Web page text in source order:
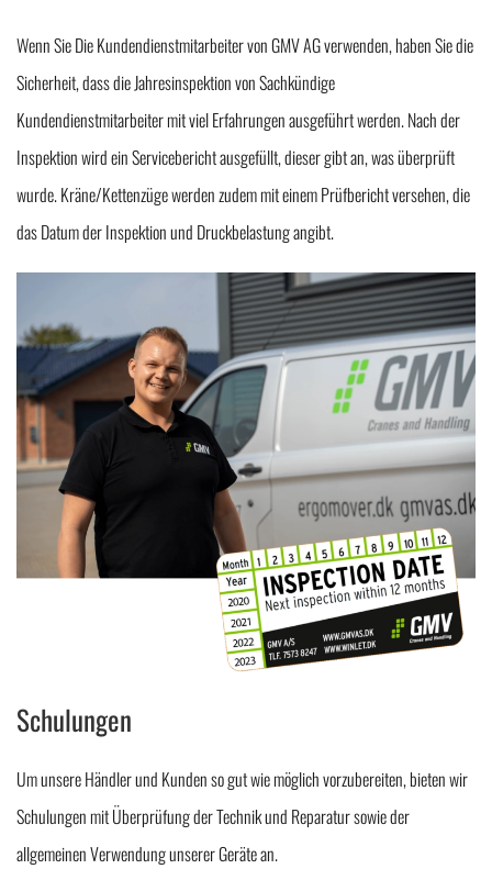
Wenn Sie Die Kundendienstmitarbeiter von GMV AG verwenden, haben Sie die
Sicherheit, dass die Jahresinspektion von Sachkündige
Kundendienstmitarbeiter mit viel Erfahrungen ausgeführt werden. Nach der
Inspektion wird ein Servicebericht ausgefüllt, dieser gibt an, was überprüft
wurde. Kräne/Kettenzüge werden zudem mit einem Prüfbericht versehen, die
das Datum der Inspektion und Druckbelastung angibt.
Schulungen
Um unsere Händler und Kunden so gut wie möglich vorzubereiten, bieten wir
Schulungen mit Überprüfung der Technik und Reparatur sowie der
allgemeinen Verwendung unserer Geräte an.